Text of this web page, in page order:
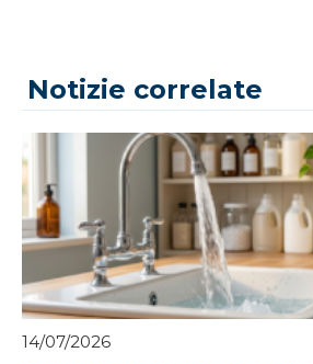
Notizie correlate
14/07/2026